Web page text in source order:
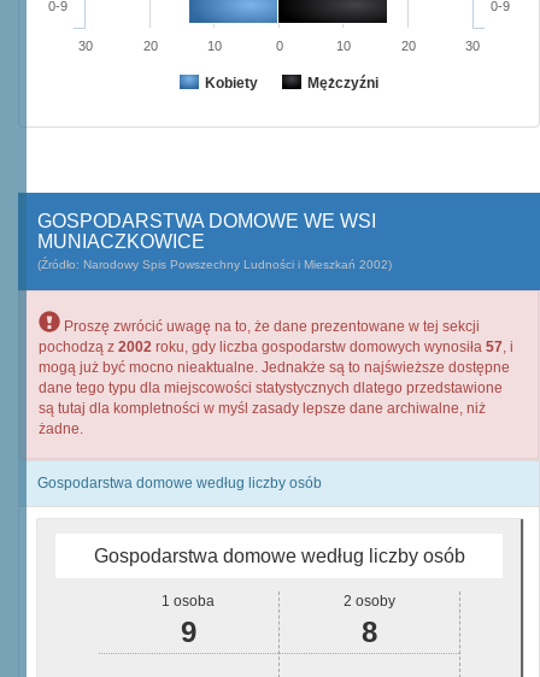
Kobiety Mężczyźni
0-9 0-9
30 20 10 0 10 20 30
GOSPODARSTWA DOMOWE WE WSI
MUNIACZKOWICE
(Źródło: Narodowy Spis Powszechny Ludności i Mieszkań 2002)
Proszę zwrócić uwagę na to, że dane prezentowane w tej sekcji
pochodzą z 2002 roku, gdy liczba gospodarstw domowych wynosiła 57, i
mogą już być mocno nieaktualne. Jednakże są to najświeższe dostępne
dane tego typu dla miejscowości statystycznych dlatego przedstawione
są tutaj dla kompletności w myśl zasady lepsze dane archiwalne, niż
żadne.
Gospodarstwa domowe według liczby osób
Gospodarstwa domowe według liczby osób
1 osoba
9
2 osoby
8